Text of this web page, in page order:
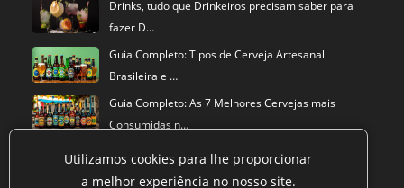
Drinks, tudo que Drinkeiros precisam saber para
fazer D…
Guia Completo: Tipos de Cerveja Artesanal
Brasileira e …
Guia Completo: As 7 Melhores Cervejas mais
Consumidas n…
Utilizamos cookies para lhe proporcionar
a melhor experiência no nosso site.